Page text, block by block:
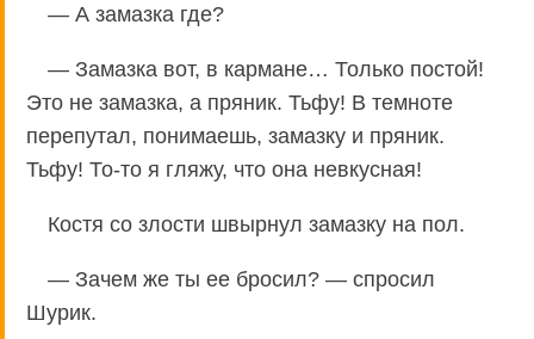
— А замазка где?
— Замазка вот, в кармане… Только постой!
Это не замазка, а пряник. Тьфу! В темноте
перепутал, понимаешь, замазку и пряник.
Тьфу! То-то я гляжу, что она невкусная!
Костя со злости швырнул замазку на пол.
— Зачем же ты ее бросил? — спросил
Шурик.